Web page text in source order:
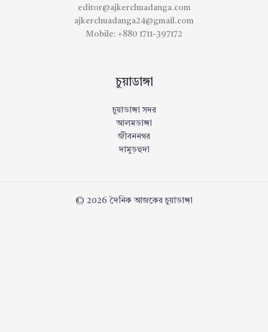
editor@ajkerchuadanga.com
ajkerchuadanga24@gmail.com
Mobile: +880 1711-397172
চুয়াডাঙ্গা
চুয়াডাঙ্গা সদর
আলমডাঙ্গা
জীবননগর
দামুড়হুদা
© 2026 দৈনিক আজকের চুয়াডাঙ্গা